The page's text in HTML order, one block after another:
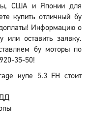
США и Японии для
купить отличный бу
Информацию о
или оставить заявку.
бу моторы по
35-50!
купе 5.3 FH стоит